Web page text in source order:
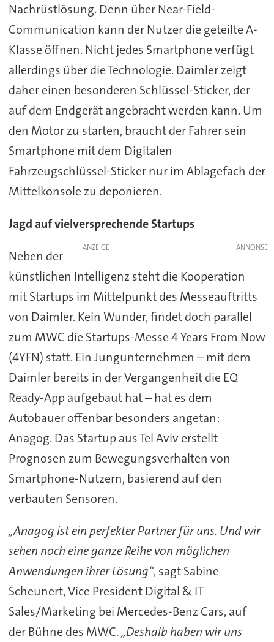
Nachrüstlösung. Denn über Near-Field-
Communication kann der Nutzer die geteilte A-
Klasse öffnen. Nicht jedes Smartphone verfügt
allerdings über die Technologie. Daimler zeigt
daher einen besonderen Schlüssel-Sticker, der
auf dem Endgerät angebracht werden kann. Um
den Motor zu starten, braucht der Fahrer sein
Smartphone mit dem Digitalen
Fahrzeugschlüssel-Sticker nur im Ablagefach der
Mittelkonsole zu deponieren.
Jagd auf vielversprechende Startups
ANZEIGE
Neben der
künstlichen Intelligenz steht die Kooperation
mit Startups im Mittelpunkt des Messeauftritts
von Daimler. Kein Wunder, findet doch parallel
zum MWC die Startups-Messe 4 Years From Now
(4YFN) statt. Ein Jungunternehmen – mit dem
Daimler bereits in der Vergangenheit die EQ
Ready-App aufgebaut hat – hat es dem
Autobauer offenbar besonders angetan:
Anagog. Das Startup aus Tel Aviv erstellt
Prognosen zum Bewegungsverhalten von
Smartphone-Nutzern, basierend auf den
verbauten Sensoren.
„Anagog ist ein perfekter Partner für uns. Und wir
sehen noch eine ganze Reihe von möglichen
Anwendungen ihrer Lösung“, sagt Sabine
Scheunert, Vice President Digital & IT
Sales/Marketing bei Mercedes-Benz Cars, auf
der Bühne des MWC.„Deshalb haben wir uns